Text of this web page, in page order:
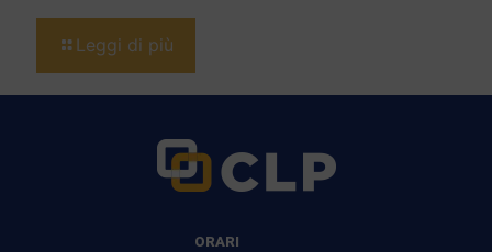
Leggi di più
ORARI